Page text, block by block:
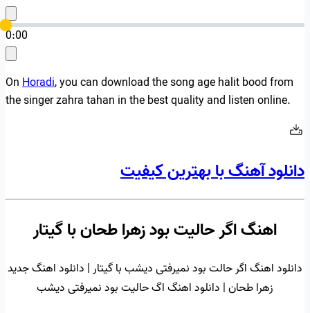
0:00
OnHoradi, you can download the song age halit bood from
the singer zahra tahan in the best quality and listen online.
دانلود آهنگ با بهترین کیفیت
اهنگ اگر حالیت بود زهرا طحان با گیتار
دانلود اهنگ اگر حالت بود نمیرفتی دیشب با گیتار | دانلود اهنگ جدید
زهرا طحان | دانلود اهنگ اگ حالیت بود نمیرفتی دیشب